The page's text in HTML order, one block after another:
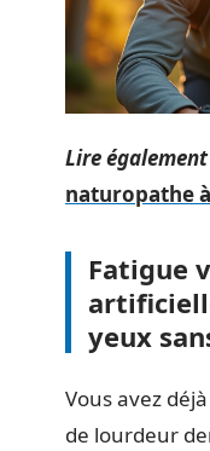
Lire
naturopathe
Fatigue
yeux
Vous avez
de lourdeur